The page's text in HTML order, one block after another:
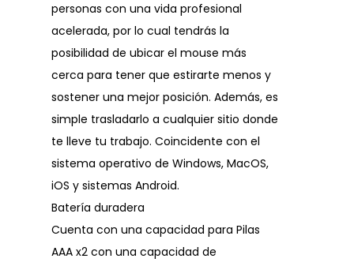
personas con una vida profesional
acelerada, por lo cual tendrás la
posibilidad de ubicar el mouse más
cerca para tener que estirarte menos y
sostener una mejor posición. Además, es
simple trasladarlo a cualquier sitio donde
te lleve tu trabajo. Coincidente con el
sistema operativo de Windows, MacOS,
iOS y sistemas Android.
Batería duradera
Cuenta con una capacidad para Pilas
AAA x2 con una capacidad de